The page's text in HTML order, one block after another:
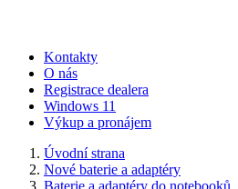
Kontakty
O nás
Registrace dealera
Windows 11
Výkup a pronájem
Úvodní strana
Nové baterie a adaptéry